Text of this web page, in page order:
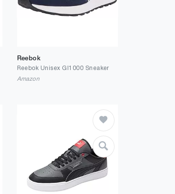
Reebok
Reebok Unisex Gl1000 Sneaker
Amazon